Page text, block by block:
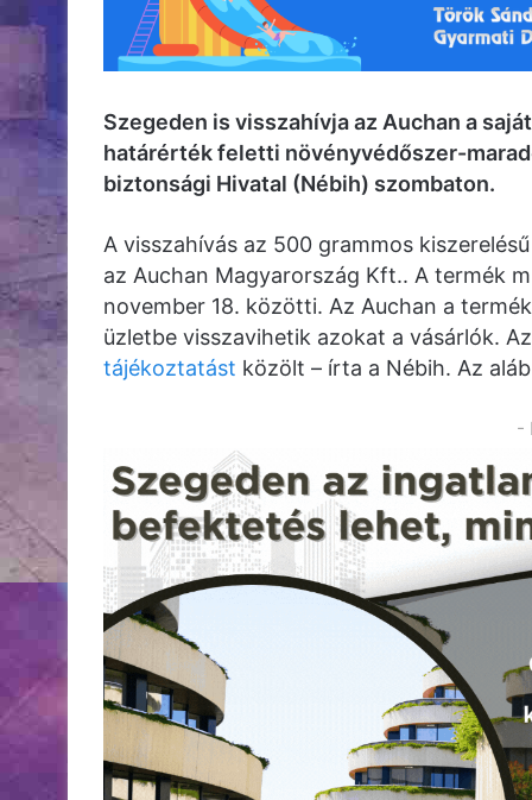
Szegeden is visszahívja az Auchan a
határérték feletti növényvédőszer-
biztonsági Hivatal (Nébih) szombaton.
A visszahívás az 500 grammos
az Auchan Magyarország Kft.. A termék
november 18. közötti. Az Auchan a
üzletbe visszavihetik azokat a vásárlók.
tájékoztatást közölt – írta a Nébih. Az
-